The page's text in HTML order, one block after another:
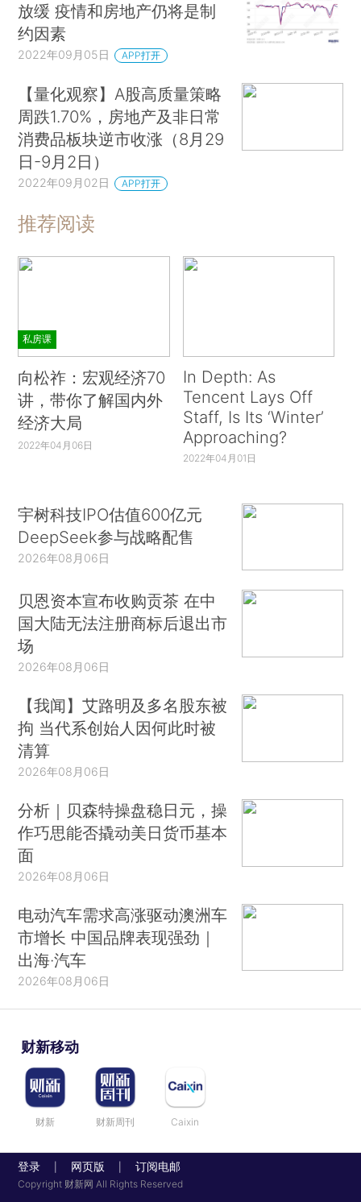
放缓 疫情和房地产仍将是制
约因素
2022年09月05日 APP打开
【量化观察】A股高质量策略
周跌1.70%，房地产及非日常
消费品板块逆市收涨（8月29
日-9月2日）
2022年09月02日 APP打开
推荐阅读
私房课
向松祚：宏观经济70
讲，带你了解国内外
经济大局
2022年04月06日
In Depth: As
Tencent Lays Off
Staff, Is Its ‘Winter’
Approaching?
2022年04月01日
宇树科技IPO估值600亿元
DeepSeek参与战略配售
2026年08月06日
贝恩资本宣布收购贡茶 在中
国大陆无法注册商标后退出市
场
2026年08月06日
【我闻】艾路明及多名股东被
拘 当代系创始人因何此时被
清算
2026年08月06日
分析｜贝森特操盘稳日元，操
作巧思能否撬动美日货币基本
面
2026年08月06日
电动汽车需求高涨驱动澳洲车
市增长 中国品牌表现强劲｜
出海·汽车
2026年08月06日
财新移动
财新 财新周刊 Caixin
登录 网页版 订阅电邮
Copyright 财新网 All Rights Reserved